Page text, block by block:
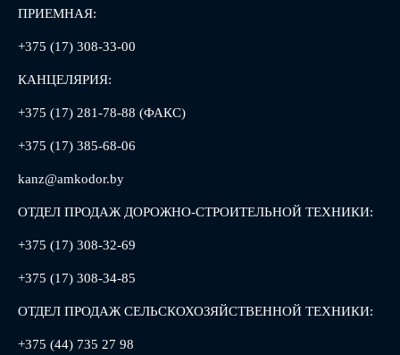
ПРИЕМНАЯ:
+375 (17) 308-33-00
КАНЦЕЛЯРИЯ:
+375 (17) 281-78-88 (ФАКС)
+375 (17) 385-68-06
kanz@amkodor.by
ОТДЕЛ ПРОДАЖ ДОРОЖНО-СТРОИТЕЛЬНОЙ ТЕХНИКИ:
+375 (17) 308-32-69
+375 (17) 308-34-85
ОТДЕЛ ПРОДАЖ СЕЛЬСКОХОЗЯЙСТВЕННОЙ ТЕХНИКИ:
+375 (44) 735 27 98